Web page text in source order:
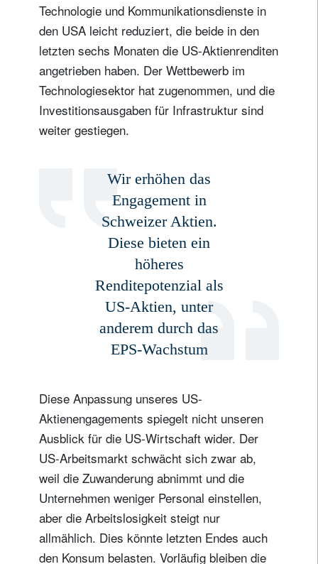
Technologie und Kommunikationsdienste in
den USA leicht reduziert, die beide in den
letzten sechs Monaten die US-Aktienrenditen
angetrieben haben. Der Wettbewerb im
Technologiesektor hat zugenommen, und die
Investitionsausgaben für Infrastruktur sind
weiter gestiegen.
Wir erhöhen das
Engagement in
Schweizer Aktien.
Diese bieten ein
höheres
Renditepotenzial als
US-Aktien, unter
anderem durch das
EPS-Wachstum
Diese Anpassung unseres US-
Aktienengagements spiegelt nicht unseren
Ausblick für die US-Wirtschaft wider. Der
US-Arbeitsmarkt schwächt sich zwar ab,
weil die Zuwanderung abnimmt und die
Unternehmen weniger Personal einstellen,
aber die Arbeitslosigkeit steigt nur
allmählich. Dies könnte letzten Endes auch
den Konsum belasten. Vorläufig bleiben die